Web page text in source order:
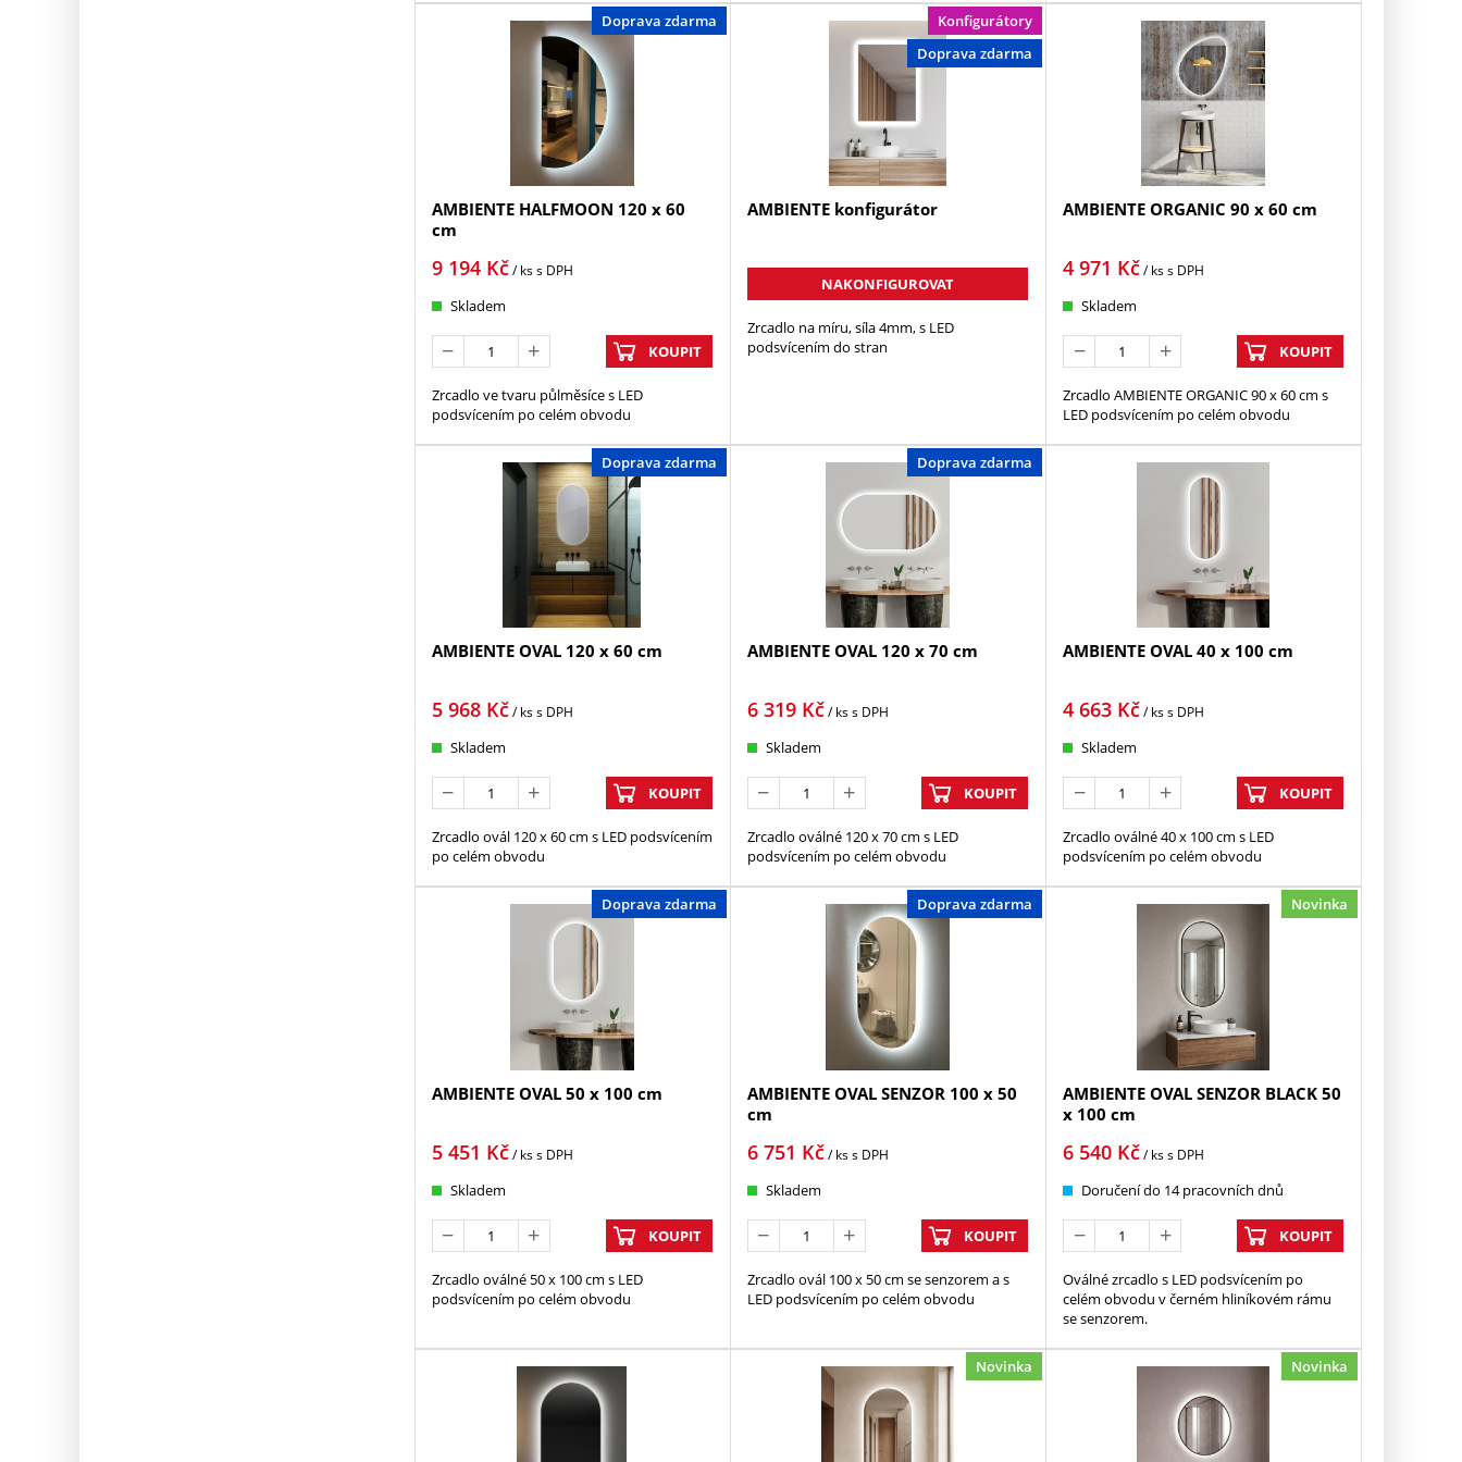
Doprava zdarma
AMBIENTE HALFMOON 120 x 60
cm
9 194Kč/ kss DPH
Skladem
KOUPIT
Zrcadlo ve tvaru půlměsíce s LED
podsvícením po celém obvodu
Konfigurátory
Doprava zdarma
AMBIENTE konfigurátor
NAKONFIGUROVAT
Zrcadlo na míru, síla 4mm, s LED
podsvícením do stran
AMBIENTE ORGANIC 90 x 60 cm
4 971 Kč/ kss DPH
Skladem
KOUPIT
Zrcadlo AMBIENTE ORGANIC 90 x 60 cm s
LED podsvícením po celém obvodu
Doprava zdarma
AMBIENTE OVAL 120 x 60 cm
5 968Kč/ kss DPH
Skladem
KOUPIT
Zrcadlo ovál 120 x 60 cm s LED podsvícením
po celém obvodu
Doprava zdarma
AMBIENTE OVAL 120 x 70 cm
6 319Kč/ kss DPH
Skladem
KOUPIT
Zrcadlo oválné 120 x 70 cm s LED
podsvícením po celém obvodu
AMBIENTE OVAL 40 x 100 cm
4 663 Kč/ kss DPH
Skladem
KOUPIT
Zrcadlo oválné 40 x 100 cm s LED
podsvícením po celém obvodu
Doprava zdarma
AMBIENTE OVAL 50 x 100 cm
5 451 Kč/ kss DPH
Skladem
KOUPIT
Zrcadlo oválné 50 x 100 cm s LED
podsvícením po celém obvodu
Doprava zdarma
AMBIENTE OVAL SENZOR 100 x 50
cm
6 751 Kč/ kss DPH
Skladem
KOUPIT
Zrcadlo ovál 100 x 50 cm se senzorem a s
LED podsvícením po celém obvodu
Novinka
AMBIENTE OVAL SENZOR BLACK 50
x 100 cm
6 540 Kč/ kss DPH
Doručení do 14 pracovních dnů
KOUPIT
Oválné zrcadlo s LED podsvícením po
celém obvodu v černém hliníkovém rámu
se senzorem.
Novinka Novinka